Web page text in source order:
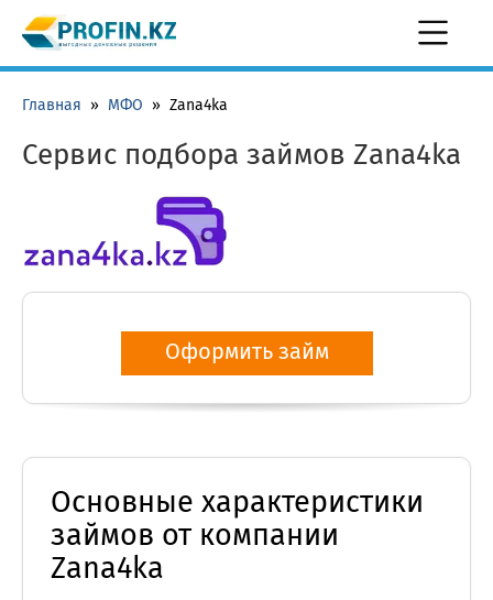
Главная » МФО » Zana4ka
Сервис подбора займов Zana4ka
Оформить займ
Основные характеристики
займов от компании
Zana4ka